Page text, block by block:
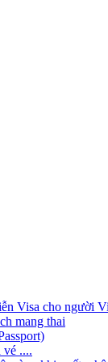
Visa cho người
mang thai
vé ....